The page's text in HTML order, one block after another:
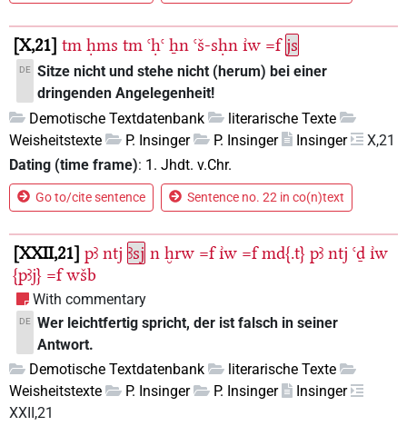
X,21 tm ḥms tm ꜥḥꜥ ẖn ꜥš-sḥn ı͗w =f js
DE Sitze nicht und stehe nicht (herum) bei einer
dringenden Angelegenheit!
Demotische Textdatenbank
literarische Texte
Weisheitstexte
P. Insinger P. Insinger Insinger
X,21
Dating (time frame): 1. Jhdt. v.Chr.
Go to/cite sentence Sentence no. 22 in co(n)text
XXII,21 pꜣ ntj ꜣsj n ḫrw =f ı͗w =f md{.t} pꜣ ntj ꜥḏ ı͗w
{pꜣj} =f wšb
With commentary
DE Wer leichtfertig spricht, der ist falsch in seiner
Antwort.
Demotische Textdatenbank
literarische Texte
Weisheitstexte
P. Insinger P. Insinger
Insinger
XXII,21